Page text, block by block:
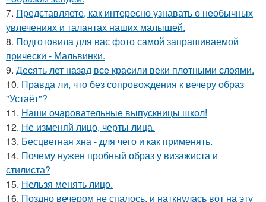
7. Представляете, как интересно узнавать о необычных
увлечениях и талантах наших малышей.
8. Подготовила для вас фото самой запрашиваемой
прически - Мальвинки.
9. Десять лет назад все красили веки плотными слоями.
10. Правда ли, что без сопровождения к вечеру образ
"Устаёт"?
11. Наши очаровательные выпускницы школ!
12. Не изменяй лицо, черты лица.
13. Бесцветная хна - для чего и как применять.
14. Почему нужен пробный образ у визажиста и
стилиста?
15. Нельзя менять лицо.
16. Поздно вечером не спалось, и наткнулась вот на эту